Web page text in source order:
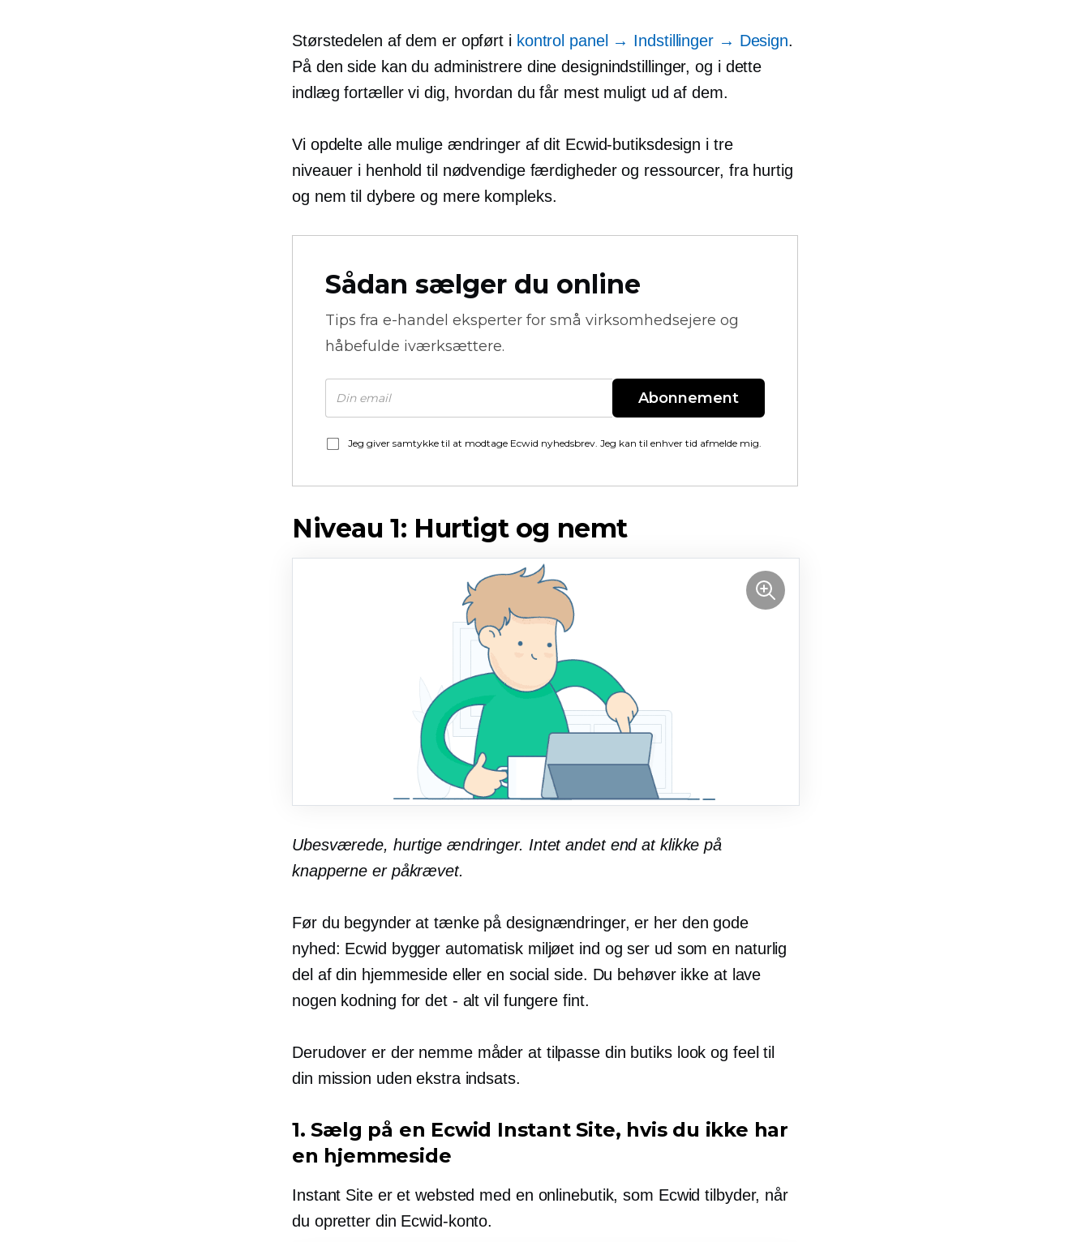
Størstedelen af ​​dem er opført i kontrol panel → Indstillinger → Design.
På den side kan du administrere dine designindstillinger, og i dette
indlæg fortæller vi dig, hvordan du får mest muligt ud af dem.
Vi opdelte alle mulige ændringer af dit Ecwid-butiksdesign i tre
niveauer i henhold til nødvendige færdigheder og ressourcer, fra hurtig
og nem til dybere og mere kompleks.
Sådan sælger du online
Tips fra e-handel eksperter for små virksomhedsejere og
håbefulde iværksættere.
Abonnement
Jeg giver samtykke til at modtage Ecwid nyhedsbrev. Jeg kan til enhver tid afmelde mig.
Niveau 1: Hurtigt og nemt
Ubesværede, hurtige ændringer. Intet andet end at klikke på
knapperne er påkrævet.
Før du begynder at tænke på designændringer, er her den gode
nyhed: Ecwid bygger automatisk miljøet ind og ser ud som en naturlig
del af din hjemmeside eller en social side. Du behøver ikke at lave
nogen kodning for det - alt vil fungere fint.
Derudover er der nemme måder at tilpasse din butiks look og feel til
din mission uden ekstra indsats.
1. Sælg på en Ecwid Instant Site, hvis du ikke har
en hjemmeside
Instant Site er et websted med en onlinebutik, som Ecwid tilbyder, når
du opretter din Ecwid-konto.